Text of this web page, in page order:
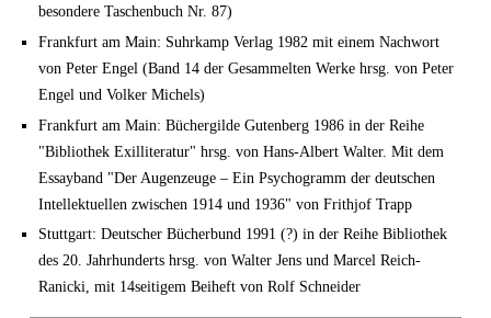
besondere Taschenbuch Nr. 87)
Frankfurt am Main: Suhrkamp Verlag 1982 mit einem Nachwort
von Peter Engel (Band 14 der Gesammelten Werke hrsg. von Peter
Engel und Volker Michels)
Frankfurt am Main: Büchergilde Gutenberg 1986 in der Reihe
"Bibliothek Exilliteratur" hrsg. von Hans-Albert Walter. Mit dem
Essayband "Der Augenzeuge – Ein Psychogramm der deutschen
Intellektuellen zwischen 1914 und 1936" von Frithjof Trapp
Stuttgart: Deutscher Bücherbund 1991 (?) in der Reihe Bibliothek
des 20. Jahrhunderts hrsg. von Walter Jens und Marcel Reich-
Ranicki, mit 14seitigem Beiheft von Rolf Schneider